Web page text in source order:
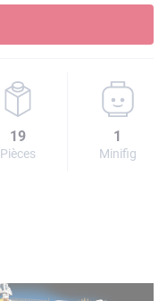
19
Pièces
1
Minifig